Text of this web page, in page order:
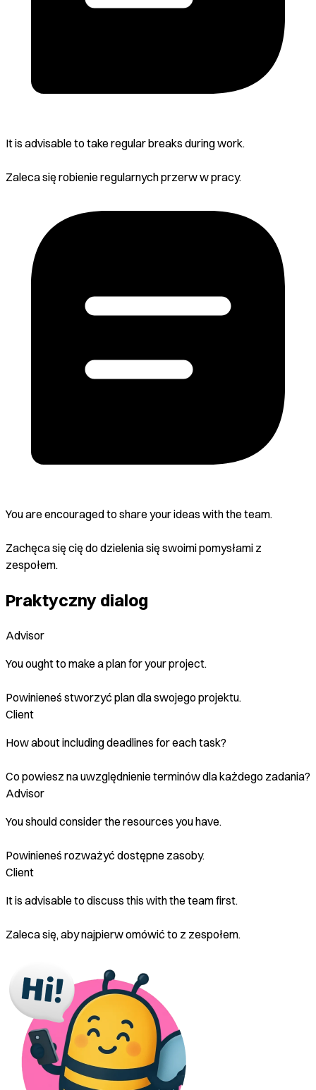
It is advisable to take regular breaks during work.
Zaleca się robienie regularnych przerw w pracy.
You are encouraged to share your ideas with the team.
Zachęca się cię do dzielenia się swoimi pomysłami z
zespołem.
Praktyczny dialog
Advisor
You ought to make a plan for your project.
Powinieneś stworzyć plan dla swojego projektu.
Client
How about including deadlines for each task?
Co powiesz na uwzględnienie terminów dla każdego zadania?
Advisor
You should consider the resources you have.
Powinieneś rozważyć dostępne zasoby.
Client
It is advisable to discuss this with the team first.
Zaleca się, aby najpierw omówić to z zespołem.